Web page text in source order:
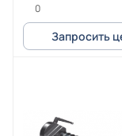
0
Запросить